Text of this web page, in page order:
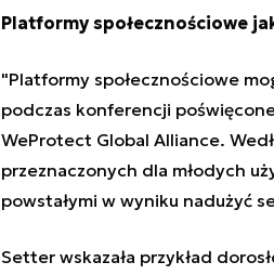
Platformy społecznościowe
"Platformy społecznościowe
podczas konferencji
WeProtect Global Alliance.
przeznaczonych dla młodych
powstałymi w wyniku nadużyć
Setter wskazała przykład